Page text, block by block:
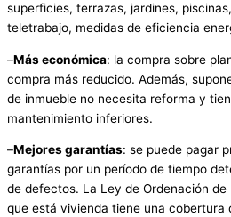
superficies, terrazas, jardines,
teletrabajo, medidas de eficiencia
–Más económica: la compra sobre
compra más reducido. Además,
de inmueble no necesita reforma y
mantenimiento inferiores.
–Mejores garantías: se puede pagar
garantías por un período de tiempo
de defectos. La Ley de Ordenación de
que está vivienda tiene una cobertura